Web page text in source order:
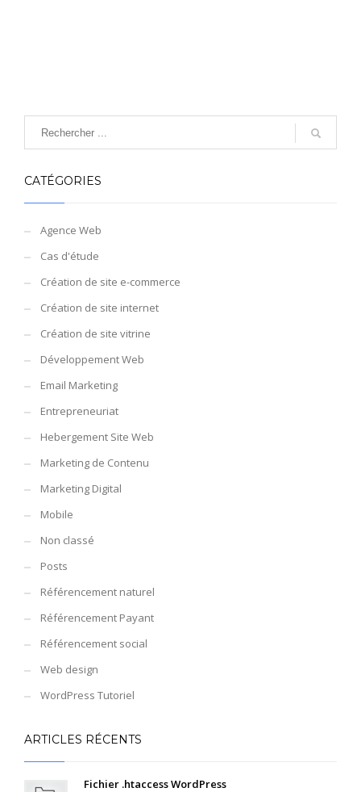
CATÉGORIES
Agence Web
Cas d'étude
Création de site e-commerce
Création de site internet
Création de site vitrine
Développement Web
Email Marketing
Entrepreneuriat
Hebergement Site Web
Marketing de Contenu
Marketing Digital
Mobile
Non classé
Posts
Référencement naturel
Référencement Payant
Référencement social
Web design
WordPress Tutoriel
ARTICLES RÉCENTS
Fichier .htaccess WordPress